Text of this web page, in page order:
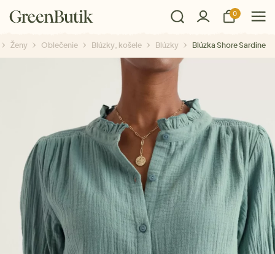
0
Ženy Oblečenie Blúzky, košele Blúzky Blúzka Shore Sardine